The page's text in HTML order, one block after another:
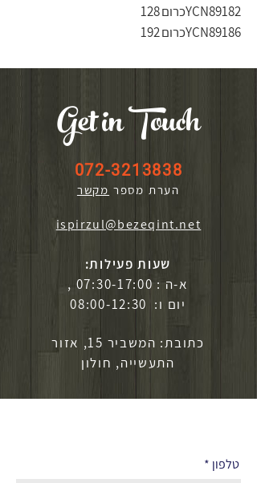
YCN89182כרום128
YCN89186כרום192
Get in Touch
072-3213838
הערת מספר מקשר
ispirzul@bezeqint.net
שעות פעילות:
א-ה : 07:30-17:00 ,
יום ו: 08:00-12:30
כתובת: המשביר 15, אזור
התעשייה, חולון
טלפון